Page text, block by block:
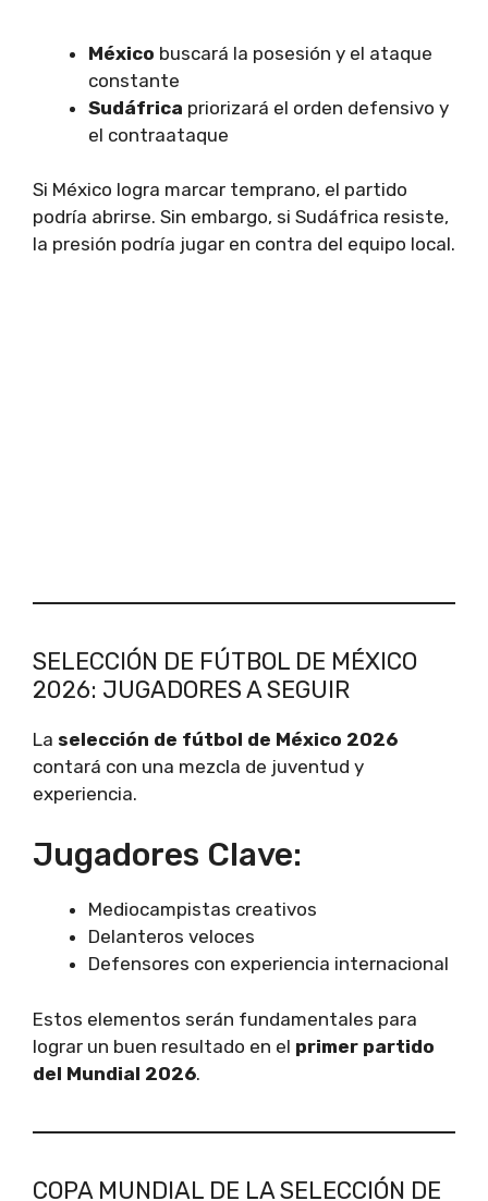
México buscará la posesión y el ataque
constante
Sudáfrica priorizará el orden defensivo y
el contraataque
Si México logra marcar temprano, el partido
podría abrirse. Sin embargo, si Sudáfrica resiste,
la presión podría jugar en contra del equipo local.
SELECCIÓN DE FÚTBOL DE MÉXICO
2026: JUGADORES A SEGUIR
La selección de fútbol de México 2026
contará con una mezcla de juventud y
experiencia.
Jugadores Clave:
Mediocampistas creativos
Delanteros veloces
Defensores con experiencia internacional
Estos elementos serán fundamentales para
lograr un buen resultado en el primer partido
del Mundial 2026.
COPA MUNDIAL DE LA SELECCIÓN DE